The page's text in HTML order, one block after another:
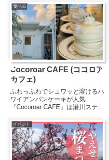
か買えない沖縄ならではのお土
産」が揃っている人気のショップ
です。人気No.1の雪塩ちんすこ
う沖縄では老舗から変わり種ま
で...
食べる
Cocoroar CAFE (ココロア
カフェ)
ふわっふわでシュワッと溶けるハ
ワイアンパンケーキが人気
『Cocoroar CAFE』は港川ステイ
のお洒落なハワイアンカフェ。南
国を感じさせる心地よい雰囲気の
中、くつろぎながらお食事やティ
ータイムを過ごすことがで...
イベント